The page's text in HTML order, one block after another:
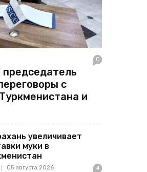
0
с
и
увеличивает
муки в
05 августа 2026 4